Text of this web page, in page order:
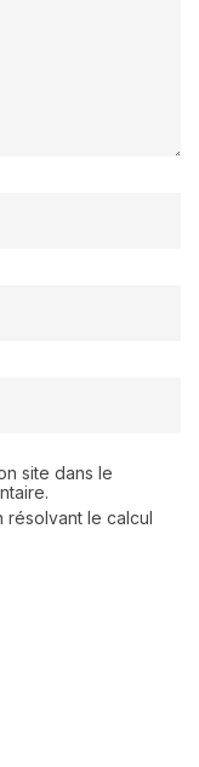
site dans le
le calcul